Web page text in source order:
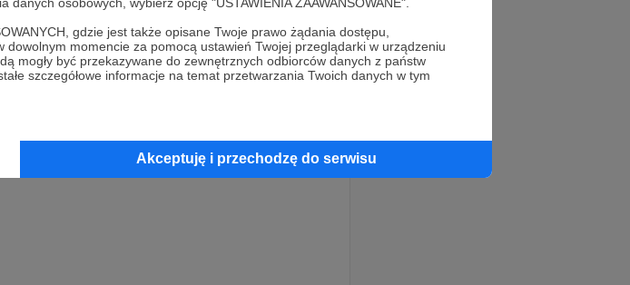
gdzie jest także opisane Twoje prawo żądania dostępu,
momencie za pomocą ustawień Twojej przeglądarki w urządzeniu
mogły być przekazywane do zewnętrznych odbiorców danych z państw
szczegółowe informacje na temat przetwarzania Twoich danych w tym
Akceptuję i przechodzę do serwisu
słynne sklepy z kartami
pamiątkowekarty, które wyślę im
pamiątkowo-kolekcjonerską a nie
inPost na terenie Polski (koszty